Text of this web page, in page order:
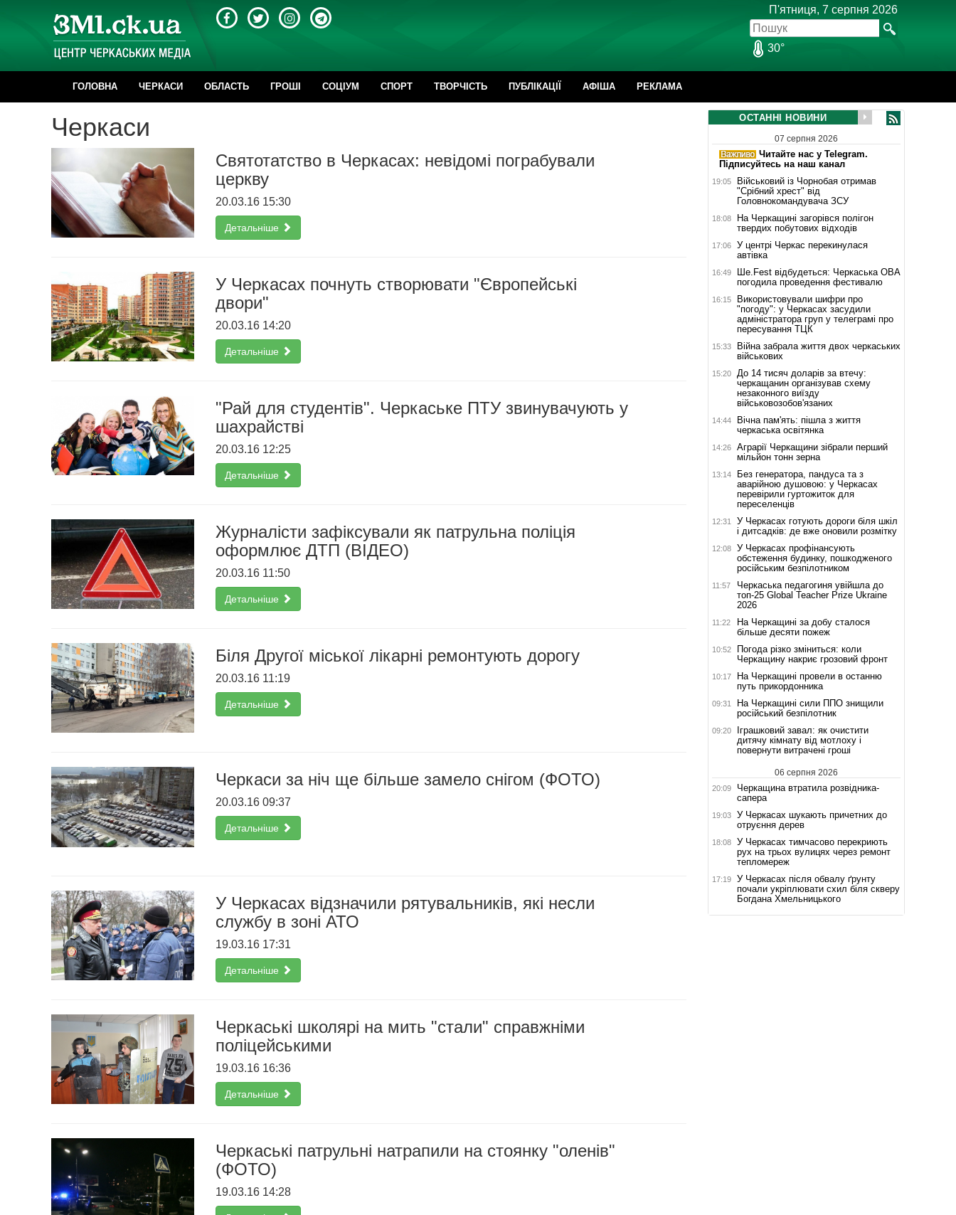
П'ятниця, 7 серпня 2026
30°
ГОЛОВНА ЧЕРКАСИ ОБЛАСТЬ ГРОШІ CОЦІУМ СПОРТ ТВОРЧІСТЬ ПУБЛІКАЦІЇ АФІША РЕКЛАМА
Черкаси
Святотатство в Черкасах: невідомі пограбували
церкву
20.03.16 15:30
Детальніше
У Черкасах почнуть створювати "Європейські
двори"
20.03.16 14:20
Детальніше
"Рай для студентів". Черкаське ПТУ звинувачують у
шахрайстві
20.03.16 12:25
Детальніше
Журналісти зафіксували як патрульна поліція
оформлює ДТП (ВІДЕО)
20.03.16 11:50
Детальніше
Біля Другої міської лікарні ремонтують дорогу
20.03.16 11:19
Детальніше
Черкаси за ніч ще більше замело снігом (ФОТО)
20.03.16 09:37
Детальніше
У Черкасах відзначили рятувальників, які несли
службу в зоні АТО
19.03.16 17:31
Детальніше
Черкаські школярі на мить "стали" справжніми
поліцейськими
19.03.16 16:36
Детальніше
Черкаські патрульні натрапили на стоянку "оленів"
(ФОТО)
19.03.16 14:28
ОСТАННІ НОВИНИ
07 серпня 2026
Читайте нас у Telegram.
Підписуйтесь на наш канал
19:05
Військовий із Чорнобая отримав
"Срібний хрест" від
Головнокомандувача ЗСУ
18:08
На Черкащині загорівся полігон
твердих побутових відходів
17:06
У центрі Черкас перекинулася
автівка
16:49
Ше.Fest відбудеться: Черкаська ОВА
погодила проведення фестивалю
16:15
Використовували шифри про
"погоду": у Черкасах засудили
адміністратора груп у телеграмі про
пересування ТЦК
15:33
Війна забрала життя двох черкаських
військових
15:20
До 14 тисяч доларів за втечу:
черкащанин організував схему
незаконного виїзду
військовозобов'язаних
14:44
Вічна пам'ять: пішла з життя
черкаська освітянка
14:26
Аграрії Черкащини зібрали перший
мільйон тонн зерна
13:14
Без генератора, пандуса та з
аварійною душовою: у Черкасах
перевірили гуртожиток для
переселенців
12:31
У Черкасах готують дороги біля шкіл
і дитсадків: де вже оновили розмітку
12:08
У Черкасах профінансують
обстеження будинку, пошкодженого
російським безпілотником
11:57
Черкаська педагогиня увійшла до
топ-25 Global Teacher Prize Ukraine
2026
11:22
На Черкащині за добу сталося
більше десяти пожеж
10:52
Погода різко зміниться: коли
Черкащину накриє грозовий фронт
10:17
На Черкащині провели в останню
путь прикордонника
09:31
На Черкащині сили ППО знищили
російський безпілотник
09:20
Іграшковий завал: як очистити
дитячу кімнату від мотлоху і
повернути витрачені гроші
06 серпня 2026
20:09
Черкащина втратила розвідника-
сапера
19:03
У Черкасах шукають причетних до
отруєння дерев
18:08
У Черкасах тимчасово перекриють
рух на трьох вулицях через ремонт
тепломереж
17:19
У Черкасах після обвалу ґрунту
почали укріплювати схил біля скверу
Богдана Хмельницького